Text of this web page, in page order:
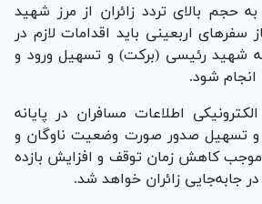
به حجم بالای تردد زائران از مرز شهید
سفر‌های اربعینی باید اقدامات لازم در
شهید رئیسی (برکت) و تسهیل ورود و
انجام شود.
اطلاعات مسافران در پایانه
تسهیل صدور صورت وضعیت ناوگان و
موجب کاهش زمان توقف و افزایش بازده
جابه‌جایی زائران خواهد شد.